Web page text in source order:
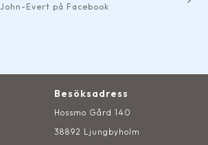
John-Evert på Facebook
Besöksadress
Hossmo Gård 140
38892 Ljungbyholm